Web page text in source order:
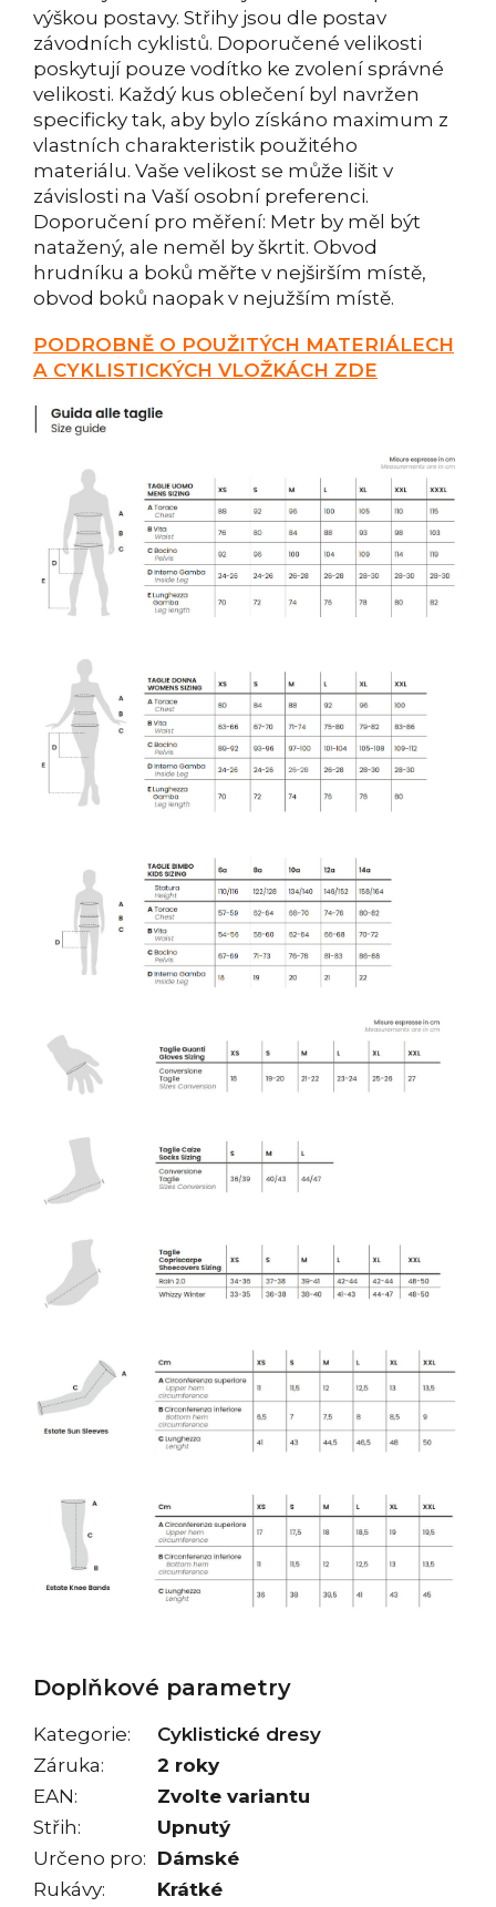
výškou postavy. Střihy jsou dle postav
závodních cyklistů. Doporučené velikosti
poskytují pouze vodítko ke zvolení správné
velikosti. Každý kus oblečení byl navržen
specificky tak, aby bylo získáno maximum z
vlastních charakteristik použitého
materiálu. Vaše velikost se může lišit v
závislosti na Vaší osobní preferenci.
Doporučení pro měření: Metr by měl být
natažený, ale neměl by škrtit. Obvod
hrudníku a boků měřte v nejširším místě,
obvod boků naopak v nejužším místě.
PODROBNĚ O POUŽITÝCH MATERIÁLECH
A CYKLISTICKÝCH VLOŽKÁCH ZDE
Doplňkové parametry
Kategorie:
Cyklistické dresy
Záruka:
2 roky
EAN:
Zvolte variantu
Střih:
Upnutý
Určeno pro: Dámské
Rukávy: Krátké